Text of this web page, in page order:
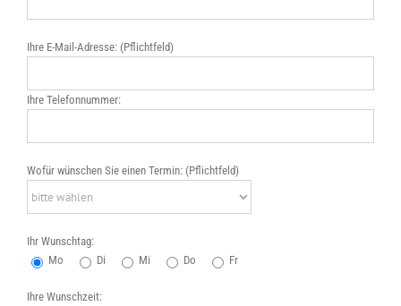
Ihre E-Mail-Adresse: (Pflichtfeld)
Ihre Telefonnummer:
Wofür wünschen Sie einen Termin: (Pflichtfeld)
Ihr Wunschtag:
Mo
Di Mi Do Fr
Ihre Wunschzeit: